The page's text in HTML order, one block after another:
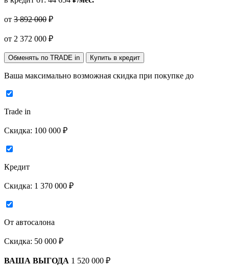
от 3 892 000 ₽
от 2 372 000 ₽
Обменять по TRADE in Купить в кредит
Ваша максимально возможная скидка при покупке до
Trade in
Скидка: 100 000 ₽
Кредит
Скидка: 1 370 000 ₽
От автосалона
Скидка: 50 000 ₽
ВАША ВЫГОДА 1 520 000 ₽